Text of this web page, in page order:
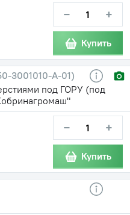
− +
Купить
3001010-А-01)
под ГОРУ (под
− +
Купить